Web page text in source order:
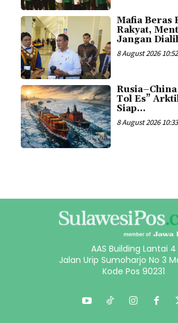
Mafia Beras
Rakyat,
Jangan
8 August 2026
Tol Es”
Siap...
8 August 2026
AAS Building Lantai 4
Jalan Urip Sumoharjo No 3
Kode Pos 90231